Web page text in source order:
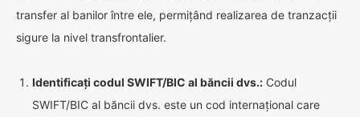
transfer al banilor între ele, permițând realizarea de tranzacții
sigure la nivel transfrontalier.
Identificați codul SWIFT/BIC al băncii dvs.: Codul
SWIFT/BIC al băncii dvs. este un cod internațional care